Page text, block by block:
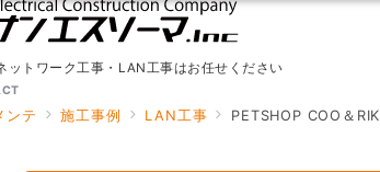
ットワーク工事・LAN工事はお任せください
ンテ 施工事例 LAN工事 PETSHOP COO＆